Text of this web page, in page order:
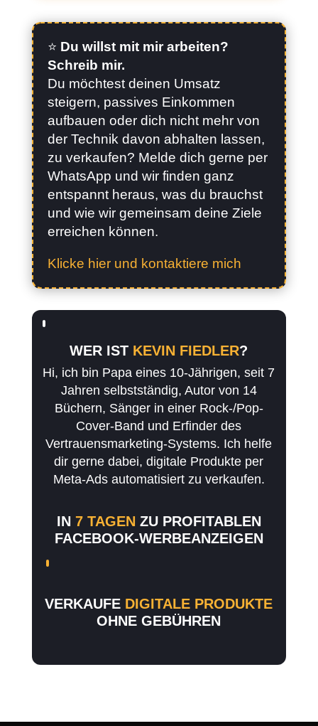
⭐️ Du willst mit mir arbeiten?
Schreib mir.
Du möchtest deinen Umsatz
steigern, passives Einkommen
aufbauen oder dich nicht mehr von
der Technik davon abhalten lassen,
zu verkaufen? Melde dich gerne per
WhatsApp und wir finden ganz
entspannt heraus, was du brauchst
und wie wir gemeinsam deine Ziele
erreichen können.
Klicke hier und kontaktiere mich
WER IST KEVIN FIEDLER?
Hi, ich bin Papa eines 10-Jährigen, seit 7
Jahren selbstständig, Autor von 14
Büchern, Sänger in einer Rock-/Pop-
Cover-Band und Erfinder des
Vertrauensmarketing-Systems. Ich helfe
dir gerne dabei, digitale Produkte per
Meta-Ads automatisiert zu verkaufen.
IN 7 TAGEN ZU PROFITABLEN
FACEBOOK-WERBEANZEIGEN
VERKAUFE DIGITALE PRODUKTE
OHNE GEBÜHREN